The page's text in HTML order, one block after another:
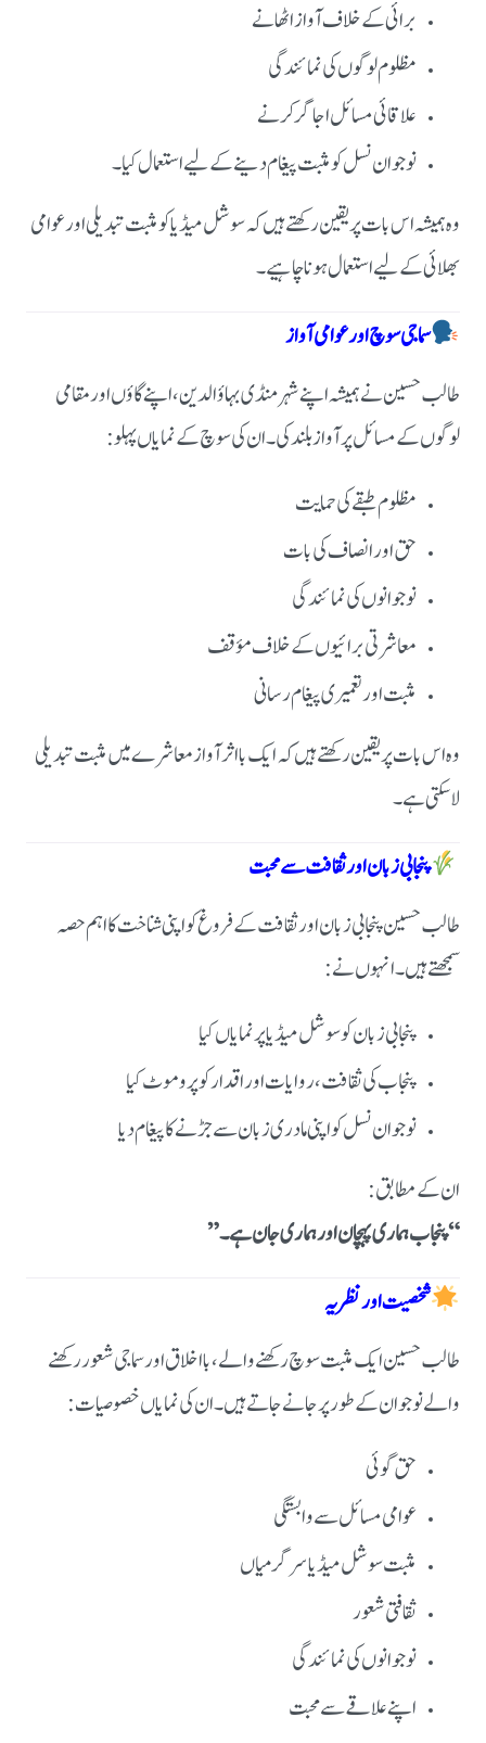
برائی کے خلاف آواز اٹھانے
مظلوم لوگوں کی نمائندگی
علاقائی مسائل اجاگر کرنے
نوجوان نسل کو مثبت پیغام دینےکے لیے استعمال کیا۔
وہ ہمیشہ اس بات پر یقین رکھتے ہیں کہ سوشل میڈیا کو مثبت تبدیلی اور عوامی
بھلائی کے لیے استعمال ہونا چاہیے۔
سماجی سوچ اور عوامی آواز
طالب حسین نے ہمیشہ اپنے شہر منڈی بہاؤالدین، اپنے گاؤں اور مقامی
لوگوں کے مسائل پر آواز بلند کی۔ان کی سوچ کے نمایاں پہلو:
مظلوم طبقے کی حمایت
حق اور انصاف کی بات
نوجوانوں کی نمائندگی
معاشرتی برائیوں کے خلاف مؤقف
مثبت اور تعمیری پیغام رسانی
وہ اس بات پر یقین رکھتے ہیں کہ ایک بااثر آواز معاشرے میں مثبت تبدیلی
لا سکتی ہے۔
پنجابی زبان اور ثقافت سے محبت
طالب حسین پنجابی زبان اور ثقافت کے فروغ کو اپنی شناخت کا اہم حصہ
سمجھتے ہیں۔انہوں نے:
پنجابی زبان کو سوشل میڈیا پر نمایاں کیا
پنجاب کی ثقافت، روایات اور اقدار کو پروموٹ کیا
نوجوان نسل کو اپنی مادری زبان سے جڑنے کا پیغام دیا
ان کے مطابق:
“پنجاب ہماری پہچان اور ہماری جان ہے۔”
شخصیت اور نظریہ
طالب حسین ایک مثبت سوچ رکھنے والے، بااخلاق اور سماجی شعور رکھنے
والے نوجوان کے طور پر جانے جاتے ہیں۔ان کی نمایاں خصوصیات:
حق گوئی
عوامی مسائل سے وابستگی
مثبت سوشل میڈیا سرگرمیاں
ثقافتی شعور
نوجوانوں کی نمائندگی
اپنے علاقے سے محبت